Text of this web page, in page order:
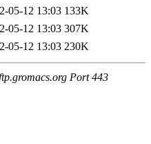
05-12 13:03 133K
05-12 13:03 307K
05-12 13:03 230K
Port 443